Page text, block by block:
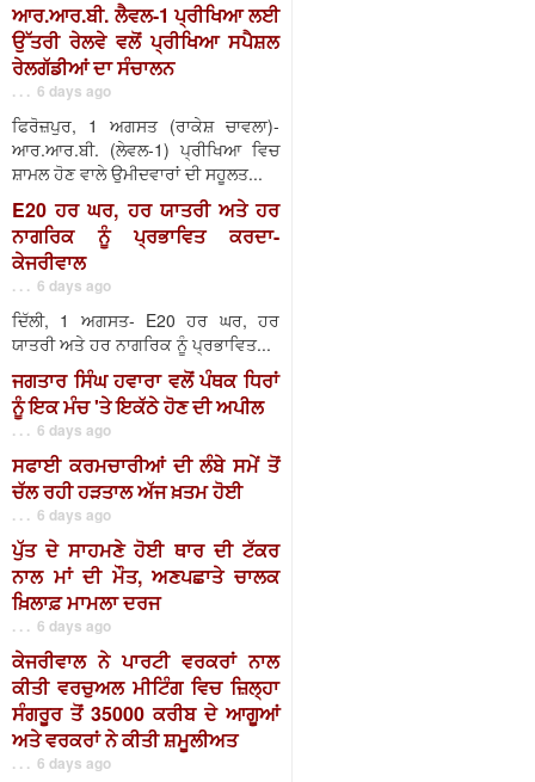
ਆਰ.ਆਰ.ਬੀ. ਲੈਵਲ-1 ਪ੍ਰੀਖਿਆ ਲਈ
ਉੱਤਰੀ ਰੇਲਵੇ ਵਲੋਂ ਪ੍ਰੀਖਿਆ ਸਪੈਸ਼ਲ
ਰੇਲਗੱਡੀਆਂ ਦਾ ਸੰਚਾਲਨ
. . . 6 days ago
ਫਿਰੋਜ਼ਪੁਰ, 1 ਅਗਸਤ (ਰਾਕੇਸ਼ ਚਾਵਲਾ)-
ਆਰ.ਆਰ.ਬੀ. (ਲੇਵਲ-1) ਪ੍ਰੀਖਿਆ ਵਿਚ
ਸ਼ਾਮਲ ਹੋਣ ਵਾਲੇ ਉਮੀਦਵਾਰਾਂ ਦੀ ਸਹੂਲਤ...
E20 ਹਰ ਘਰ, ਹਰ ਯਾਤਰੀ ਅਤੇ ਹਰ
ਨਾਗਰਿਕ ਨੂੰ ਪ੍ਰਭਾਵਿਤ ਕਰਦਾ-
ਕੇਜਰੀਵਾਲ
. . . 6 days ago
ਦਿੱਲੀ, 1 ਅਗਸਤ- E20 ਹਰ ਘਰ, ਹਰ
ਯਾਤਰੀ ਅਤੇ ਹਰ ਨਾਗਰਿਕ ਨੂੰ ਪ੍ਰਭਾਵਿਤ...
ਜਗਤਾਰ ਸਿੰਘ ਹਵਾਰਾ ਵਲੋਂ ਪੰਥਕ ਧਿਰਾਂ
ਨੂੰ ਇਕ ਮੰਚ 'ਤੇ ਇਕੱਠੇ ਹੋਣ ਦੀ ਅਪੀਲ
. . . 6 days ago
ਸਫਾਈ ਕਰਮਚਾਰੀਆਂ ਦੀ ਲੰਬੇ ਸਮੇਂ ਤੋਂ
ਚੱਲ ਰਹੀ ਹੜਤਾਲ ਅੱਜ ਖ਼ਤਮ ਹੋਈ
. . . 6 days ago
ਪੁੱਤ ਦੇ ਸਾਹਮਣੇ ਹੋਈ ਥਾਰ ਦੀ ਟੱਕਰ
ਨਾਲ ਮਾਂ ਦੀ ਮੌਤ, ਅਣਪਛਾਤੇ ਚਾਲਕ
ਖ਼ਿਲਾਫ਼ ਮਾਮਲਾ ਦਰਜ
. . . 6 days ago
ਕੇਜਰੀਵਾਲ ਨੇ ਪਾਰਟੀ ਵਰਕਰਾਂ ਨਾਲ
ਕੀਤੀ ਵਰਚੁਅਲ ਮੀਟਿੰਗ ਵਿਚ ਜ਼ਿਲ੍ਹਾ
ਸੰਗਰੂਰ ਤੋਂ 35000 ਕਰੀਬ ਦੇ ਆਗੂਆਂ
ਅਤੇ ਵਰਕਰਾਂ ਨੇ ਕੀਤੀ ਸ਼ਮੂਲੀਅਤ
. . . 6 days ago